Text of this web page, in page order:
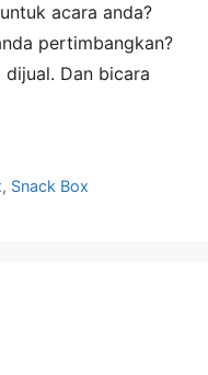
acara anda?
pertimbangkan?
Dan bicara
, Snack Box